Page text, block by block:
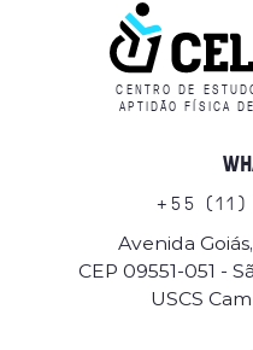
CENTRO DE
APTIDÃO FÍSICA
+55 (11 )
Avenida
CEP 09551-051 -
USCS